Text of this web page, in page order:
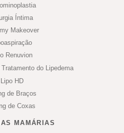
Íntima
Makeover
Renuvion
Tratamento do Lipedema
Lipo HD
de Braços
de Coxas
MAMÁRIAS